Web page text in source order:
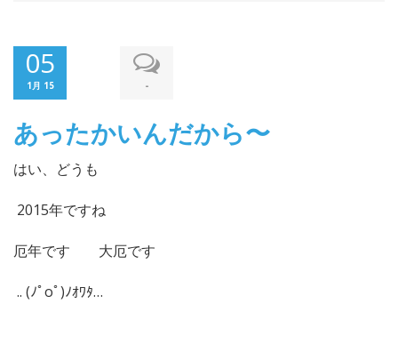
05
1月 15 -
あったかいんだから〜
はい、どうも
2015年ですね
厄年です 大厄です
.. (ﾉﾟοﾟ)ﾉｵﾜﾀ…